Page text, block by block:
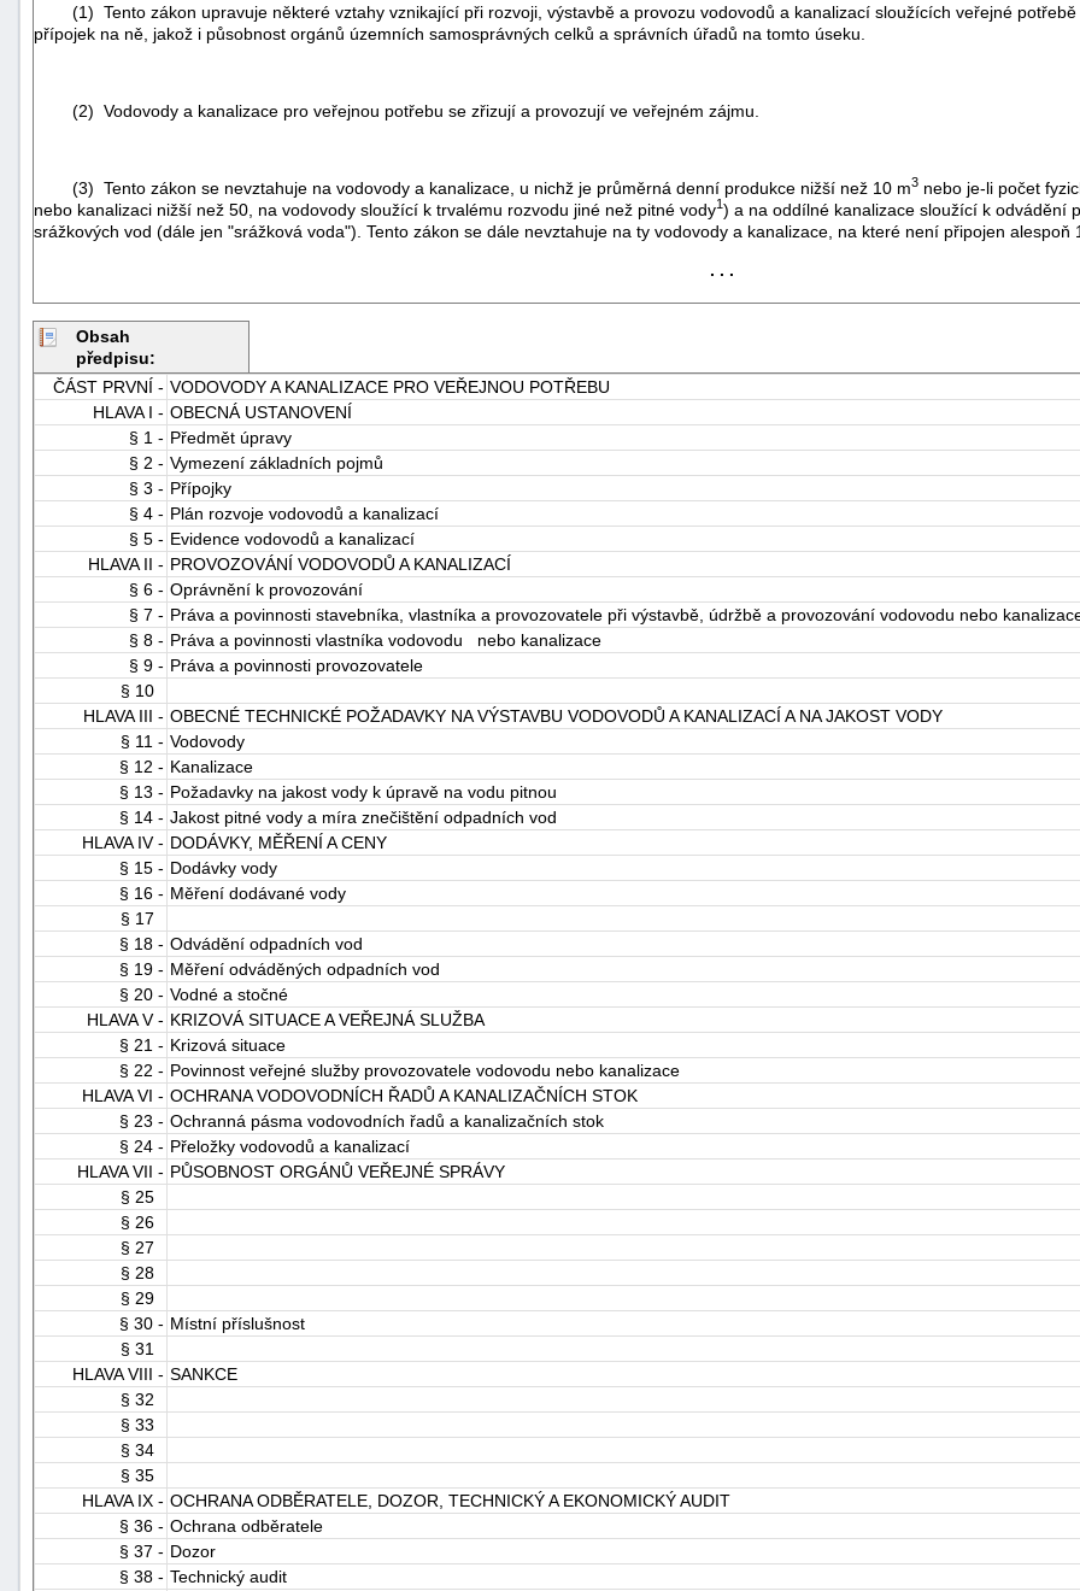
(1) Tento zákon upravuje některé vztahy vznikající při rozvoji, výstavbě a provozu vodovodů a kanalizací sloužících veřejné potřebě
přípojek na ně, jakož i působnost orgánů územních samosprávných celků a správních úřadů na tomto úseku.
(2) Vodovody a kanalizace pro veřejnou potřebu se zřizují a provozují ve veřejném zájmu.
(3) Tento zákon se nevztahuje na vodovody a kanalizace, u nichž je průměrná denní produkce nižší než 10 m3 nebo je-li počet
nebo kanalizaci nižší než 50, na vodovody sloužící k trvalému rozvodu jiné než pitné vody1 ) a na oddílné kanalizace sloužící k odvádění
srážkových vod (dále jen "srážková voda"). Tento zákon se dále nevztahuje na ty vodovody a kanalizace, na které není připojen alespoň
. . .
Obsah
předpisu:
ČÁST PRVNÍ - VODOVODY A KANALIZACE PRO VEŘEJNOU POTŘEBU
HLAVA I - OBECNÁ USTANOVENÍ
§ 1 - Předmět úpravy
§ 2 - Vymezení základních pojmů
§ 3 - Přípojky
§ 4 - Plán rozvoje vodovodů a kanalizací
§ 5 - Evidence vodovodů a kanalizací
HLAVA II - PROVOZOVÁNÍ VODOVODŮ A KANALIZACÍ
§ 6 - Oprávnění k provozování
§ 7 - Práva a povinnosti stavebníka, vlastníka a provozovatele při výstavbě, údržbě a provozování vodovodu nebo
§ 8 - Práva a povinnosti vlastníka vodovodu nebo kanalizace
§ 9 - Práva a povinnosti provozovatele
§ 10
HLAVA III - OBECNÉ TECHNICKÉ POŽADAVKY NA VÝSTAVBU VODOVODŮ A KANALIZACÍ A NA JAKOST VODY
§ 11 - Vodovody
§ 12 - Kanalizace
§ 13 - Požadavky na jakost vody k úpravě na vodu pitnou
§ 14 - Jakost pitné vody a míra znečištění odpadních vod
HLAVA IV - DODÁVKY, MĚŘENÍ A CENY
§ 15 - Dodávky vody
§ 16 - Měření dodávané vody
§ 17
§ 18 - Odvádění odpadních vod
§ 19 - Měření odváděných odpadních vod
§ 20 - Vodné a stočné
HLAVA V - KRIZOVÁ SITUACE A VEŘEJNÁ SLUŽBA
§ 21 - Krizová situace
§ 22 - Povinnost veřejné služby provozovatele vodovodu nebo kanalizace
HLAVA VI - OCHRANA VODOVODNÍCH ŘADŮ A KANALIZAČNÍCH STOK
§ 23 - Ochranná pásma vodovodních řadů a kanalizačních stok
§ 24 - Přeložky vodovodů a kanalizací
HLAVA VII - PŮSOBNOST ORGÁNŮ VEŘEJNÉ SPRÁVY
§ 25
§ 26
§ 27
§ 28
§ 29
§ 30 - Místní příslušnost
§ 31
HLAVA VIII - SANKCE
§ 32
§ 33
§ 34
§ 35
HLAVA IX - OCHRANA ODBĚRATELE, DOZOR, TECHNICKÝ A EKONOMICKÝ AUDIT
§ 36 - Ochrana odběratele
§ 37 - Dozor
§ 38 - Technický audit